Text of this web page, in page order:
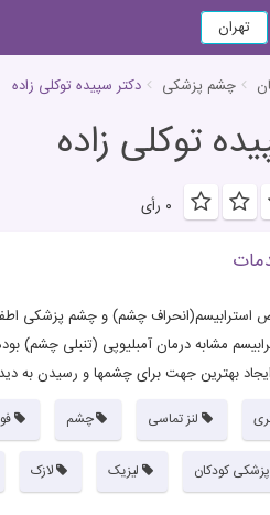
تهران
چشم پزشکی دکتر سپیده توکلی زاده
توکلی زاده
۰ رأی
چشم) و چشم پزشکی
مشابه درمان آمبلیوپی (تنبلی چشم)
بهترین جهت برای چشمها و رسیدن به
لنز تماسی چشم
کودکان لیزیک لازک